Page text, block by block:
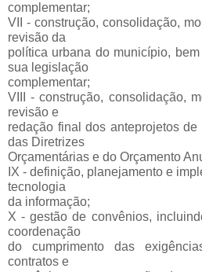
complementar;
VII - construção, consolidação,
revisão da
política urbana do município,
sua legislação
complementar;
VIII - construção, consolidação,
revisão e
redação final dos anteprojetos
das Diretrizes
Orçamentárias e do Orçamento
IX - definição, planejamento e
tecnologia
da informação;
X - gestão de convênios,
coordenação
do cumprimento das
contratos e